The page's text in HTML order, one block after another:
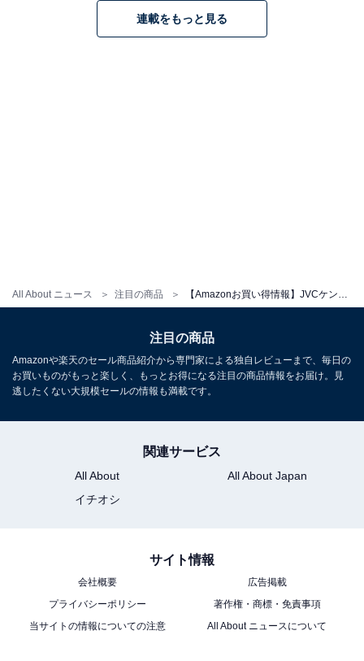
All About ニュース 注目の商品
JVCケンウッド Victor EX-DM10 スピーカー Bluetooth
ー 小型 最大12時間再生 ステレオペアリング ポータブル
スピーカー 出力10W USB-C充電 ウッドデザイン
Amazonで見る
EDR 搭載 ウッドキャビネット ウォールナット
ONEBODY CD/FM/USB/スマホ対応 スリープタイマー搭
連載をもっと見る
注目の商品
Amazonや楽天のセール商品紹介から専門家による独自レビューまで、毎日の
お買いものがもっと楽しく、もっとお得になる注目の商品情報をお届け。見
逃したくない大規模セールの情報も満載です。
関連サービス
All About
All About Japan
イチオシ
サイト情報
会社概要
広告掲載
プライバシーポリシー
著作権・商標・免責事項
当サイトの情報についての注意
All About ニュースについて